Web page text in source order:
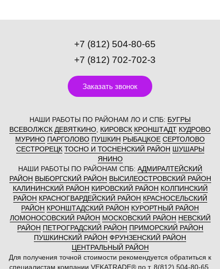
+7 (812) 504-80-65
+7 (812) 702-702-3
Заказать звонок
НАШИ РАБОТЫ ПО РАЙОНАМ ЛО И СПБ: БУГРЫ
ВСЕВОЛЖСК ДЕВЯТКИНО КИРОВСК КРОНШТАДТ КУДРОВО
МУРИНО ПАРГОЛОВО ПУШКИН РЫБАЦКОЕ СЕРТОЛОВО
СЕСТРОРЕЦК ТОСНО И ТОСНЕНСКИЙ РАЙОН ШУШАРЫ
ЯНИНО
НАШИ РАБОТЫ ПО РАЙОНАМ СПБ: АДМИРАЛТЕЙСКИЙ
РАЙОН ВЫБОРГСКИЙ РАЙОН ВЫСИЛЕОСТРОВСКИЙ РАЙОН
КАЛИНИНСКИЙ РАЙОН КИРОВСКИЙ РАЙОН КОЛПИНСКИЙ
РАЙОН КРАСНОГВАРДЕЙСКИЙ РАЙОН КРАСНОСЕЛЬСКИЙ
РАЙОН КРОНШТАДСКИЙ РАЙОН КУРОРТНЫЙ РАЙОН
ЛОМОНОСОВСКИЙ РАЙОН МОСКОВСКИЙ РАЙОН НЕВСКИЙ
РАЙОН ПЕТРОГРАДСКИЙ РАЙОН ПРИМОРСКИЙ РАЙОН
ПУШКИНСКИЙ РАЙОН ФРУНЗЕНСКИЙ РАЙОН
ЦЕНТРАЛЬНЫЙ РАЙОН
Для получения точной стоимости рекомендуется обратиться к
специалистам компании VEKATRADE® по т. 8(812) 504-80-65,